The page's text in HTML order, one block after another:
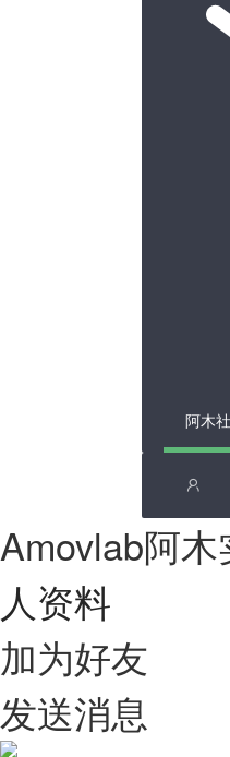
阿木
Amovlab阿
人资料
加为好友
发送消息